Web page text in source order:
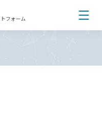
フォーム